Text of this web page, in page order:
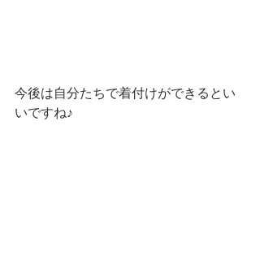
今後は自分たちで着付けができるとい
いですね♪